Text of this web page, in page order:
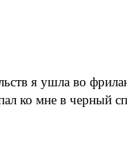
я ушла во
ко мне в черный